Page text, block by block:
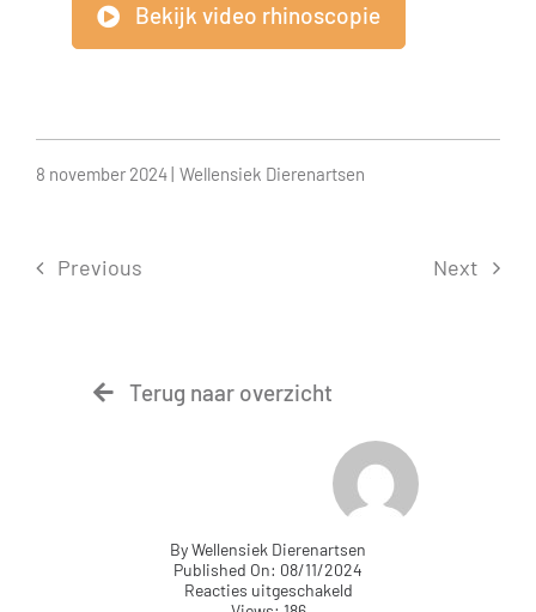
Bekijk video rhinoscopie
8 november 2024 | Wellensiek Dierenartsen
Previous Next
Terug naar overzicht
ByWellensiek Dierenartsen
Published On: 08/11/2024
Reacties uitgeschakeldvoor